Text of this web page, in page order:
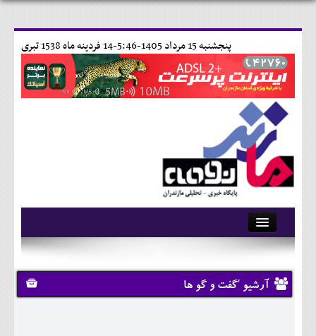
14 فردينه ماه 1538 تبری پنجشنبه 15 مرداد 1405-5:46-
آرشیو
تماس با ما
وبلاگ
آرشیو 'گفت و گو ها